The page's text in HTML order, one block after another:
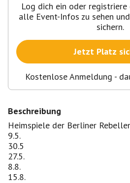
Log dich ein oder
alle Event-Infos zu sehen
sichern.
Jetzt Platz
Kostenlose Anmeldung -
Beschreibung
Heimspiele der Berliner
9.5.
30.5
27.5.
8.8.
15.8.